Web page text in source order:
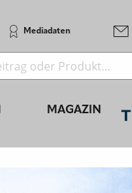
Mediadaten
MAGAZIN